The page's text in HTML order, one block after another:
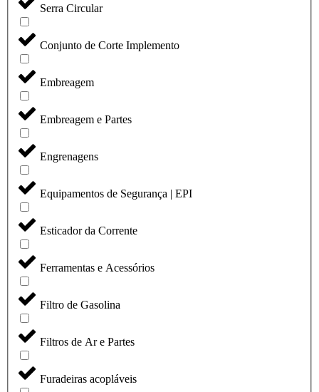
Serra Circular
Conjunto de Corte Implemento
Embreagem
Embreagem e Partes
Engrenagens
Equipamentos de Segurança | EPI
Esticador da Corrente
Ferramentas e Acessórios
Filtro de Gasolina
Filtros de Ar e Partes
Furadeiras acopláveis